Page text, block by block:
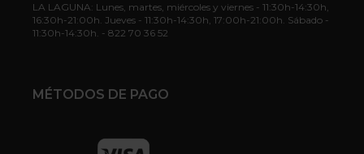
LA LAGUNA: Lunes, martes, miércoles y viernes - 11:30h-14:30h,
16:30h-21:00h. Jueves - 11:30h-14:30h, 17:00h-21:00h. Sábado -
11:30h-14:30h. - 822 70 36 52
MÉTODOS DE PAGO